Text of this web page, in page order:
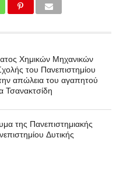
Χημικών Μηχανικών
του Πανεπιστημίου
απώλεια του αγαπητού
της Πανεπιστημιακής
Δυτικής